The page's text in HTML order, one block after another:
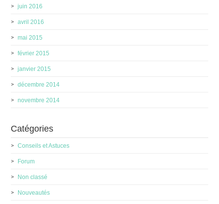
juin 2016
avril 2016
mai 2015
février 2015
janvier 2015
décembre 2014
novembre 2014
Catégories
Conseils et Astuces
Forum
Non classé
Nouveautés